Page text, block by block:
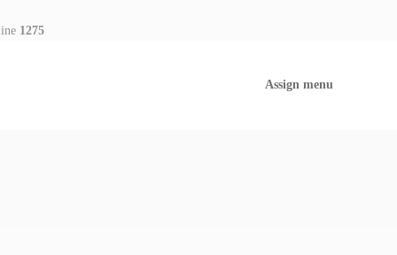
1275
Assign menu